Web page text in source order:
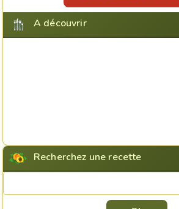
A découvrir
Recherchez une recette